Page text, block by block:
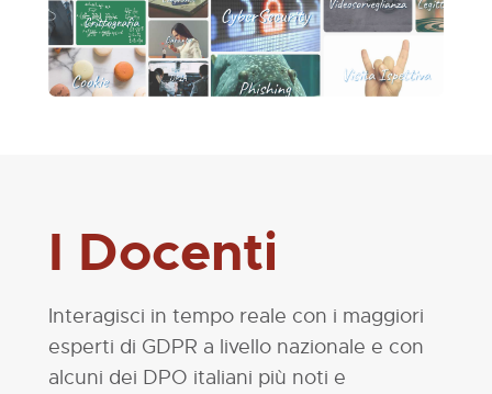
I Docenti
Interagisci in tempo reale con i maggiori
esperti di GDPR a livello nazionale e con
alcuni dei DPO italiani più noti e